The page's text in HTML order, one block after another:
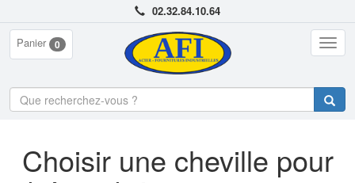
02.32.84.10.64
Panier 0
Choisir une cheville pour